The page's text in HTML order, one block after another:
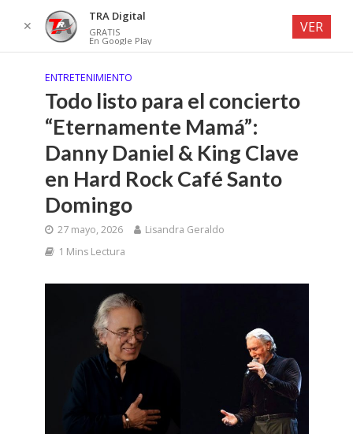
ENTRETENIMIENTO
Todo listo para el concierto
“Eternamente Mamá”:
Danny Daniel & King Clave
en Hard Rock Café Santo
Domingo
27 mayo, 2026
Lisandra Geraldo
1 Mins Lectura
✕
TRA Digital
GRATIS
En Google Play
VER